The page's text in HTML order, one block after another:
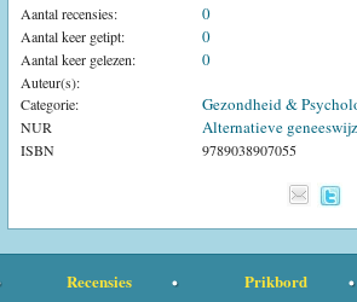
Aantal recensies:
0
Aantal keer getipt: 0
Aantal keer gelezen: 0
Auteur(s):
Categorie:
Gezondheid &
NUR Alternatieve
ISBN 9789038907055
Recensies Prikbord